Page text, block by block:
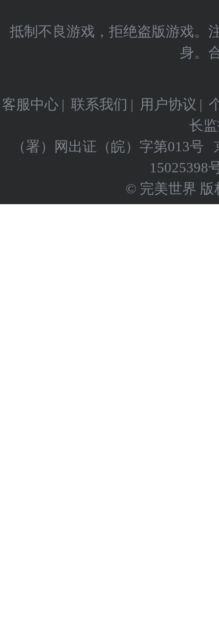
抵制不良游戏，拒绝盗版游戏。
身。
客服中心 | 联系我们 | 用户协议 |
长
（署）网出证（皖）字第013号
15025398
© 完美世界 版